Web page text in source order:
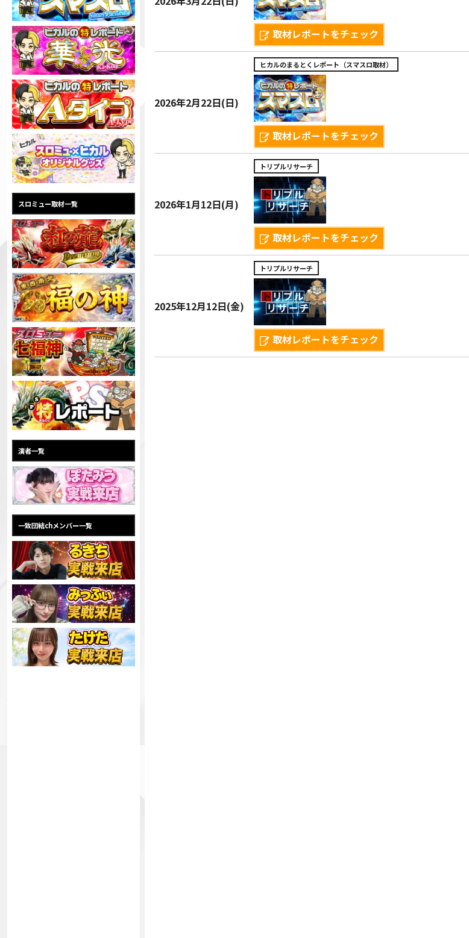
スロミュー取材一覧
演者一覧
一致団結chメンバー一覧
取材レポートをチェック
2026年2月22日(日)
ヒカルのまるとくレポート（スマスロ取材）
取材レポートをチェック
2026年1月12日(月)
トリプルリサーチ
取材レポートをチェック
2025年12月12日(金)
トリプルリサーチ
取材レポートをチェック